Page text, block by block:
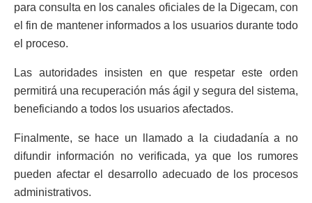
para consulta en los canales oficiales de la Digecam, con
el fin de mantener informados a los usuarios durante todo
el proceso.
Las autoridades insisten en que respetar este orden
permitirá una recuperación más ágil y segura del sistema,
beneficiando a todos los usuarios afectados.
Finalmente, se hace un llamado a la ciudadanía a no
difundir información no verificada, ya que los rumores
pueden afectar el desarrollo adecuado de los procesos
administrativos.